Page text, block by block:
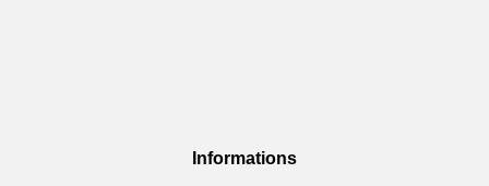
Informations